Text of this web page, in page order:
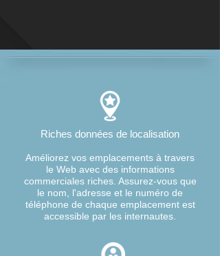
Riches données de localisation
Améliorez vos emplacements à travers
le Web avec des informations
commerciales riches. Assurez-vous que
le nom, l'adresse et le numéro de
téléphone de chaque emplacement est
accessible par les internautes.